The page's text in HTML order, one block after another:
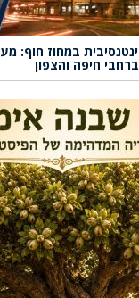
במחוז חוף:
חיפה והצפון